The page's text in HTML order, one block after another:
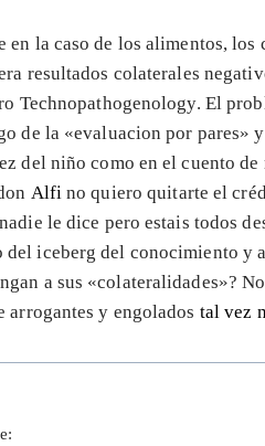
en la caso de los alimentos,
resultados colaterales
Technopathogenology. El
de la «evaluacion por pares»
del niño como en el cuento
Alfino quiero quitarte el
le dice pero estais todos
del iceberg del conocimiento y
a sus «colateralidades»?
arrogantes y engolados tal vez